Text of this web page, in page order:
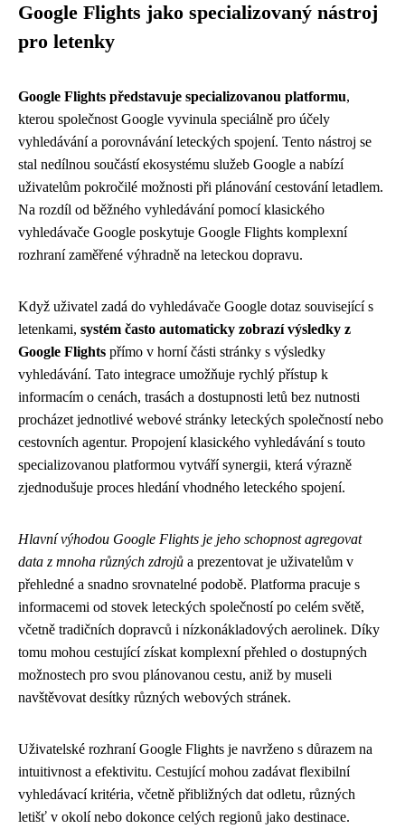
Google Flights jako specializovaný nástroj
pro letenky
Google Flights představuje specializovanou platformu,
kterou společnost Google vyvinula speciálně pro účely
vyhledávání a porovnávání leteckých spojení. Tento nástroj se
stal nedílnou součástí ekosystému služeb Google a nabízí
uživatelům pokročilé možnosti při plánování cestování letadlem.
Na rozdíl od běžného vyhledávání pomocí klasického
vyhledávače Google poskytuje Google Flights komplexní
rozhraní zaměřené výhradně na leteckou dopravu.
Když uživatel zadá do vyhledávače Google dotaz související s
letenkami, systém často automaticky zobrazí výsledky z
Google Flights přímo v horní části stránky s výsledky
vyhledávání. Tato integrace umožňuje rychlý přístup k
informacím o cenách, trasách a dostupnosti letů bez nutnosti
procházet jednotlivé webové stránky leteckých společností nebo
cestovních agentur. Propojení klasického vyhledávání s touto
specializovanou platformou vytváří synergii, která výrazně
zjednodušuje proces hledání vhodného leteckého spojení.
Hlavní výhodou Google Flights je jeho schopnost agregovat
data z mnoha různých zdrojů a prezentovat je uživatelům v
přehledné a snadno srovnatelné podobě. Platforma pracuje s
informacemi od stovek leteckých společností po celém světě,
včetně tradičních dopravců i nízkonákladových aerolinek. Díky
tomu mohou cestující získat komplexní přehled o dostupných
možnostech pro svou plánovanou cestu, aniž by museli
navštěvovat desítky různých webových stránek.
Uživatelské rozhraní Google Flights je navrženo s důrazem na
intuitivnost a efektivitu. Cestující mohou zadávat flexibilní
vyhledávací kritéria, včetně přibližných dat odletu, různých
letišť v okolí nebo dokonce celých regionů jako destinace.